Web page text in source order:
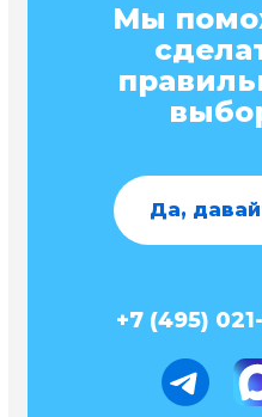
Мы
Да,
+7 (495)